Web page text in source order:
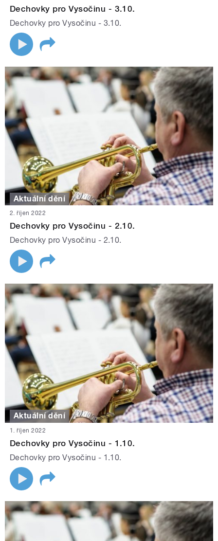
Dechovky pro Vysočinu - 3.10.
Dechovky pro Vysočinu - 3.10.
Aktuální dění
2. říjen 2022
Dechovky pro Vysočinu - 2.10.
Dechovky pro Vysočinu - 2.10.
Aktuální dění
1. říjen 2022
Dechovky pro Vysočinu - 1.10.
Dechovky pro Vysočinu - 1.10.